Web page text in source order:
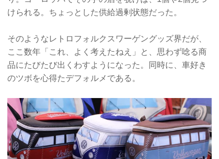
けられる。ちょっとした供給過剰状態だった。
そのようなレトロフォルクスワーゲングッズ界だが、
ここ数年「これ、よく考えたねえ」と、思わず唸る商
品にたびたび出くわすようになった。同時に、車好き
のツボを心得たデフォルメである。